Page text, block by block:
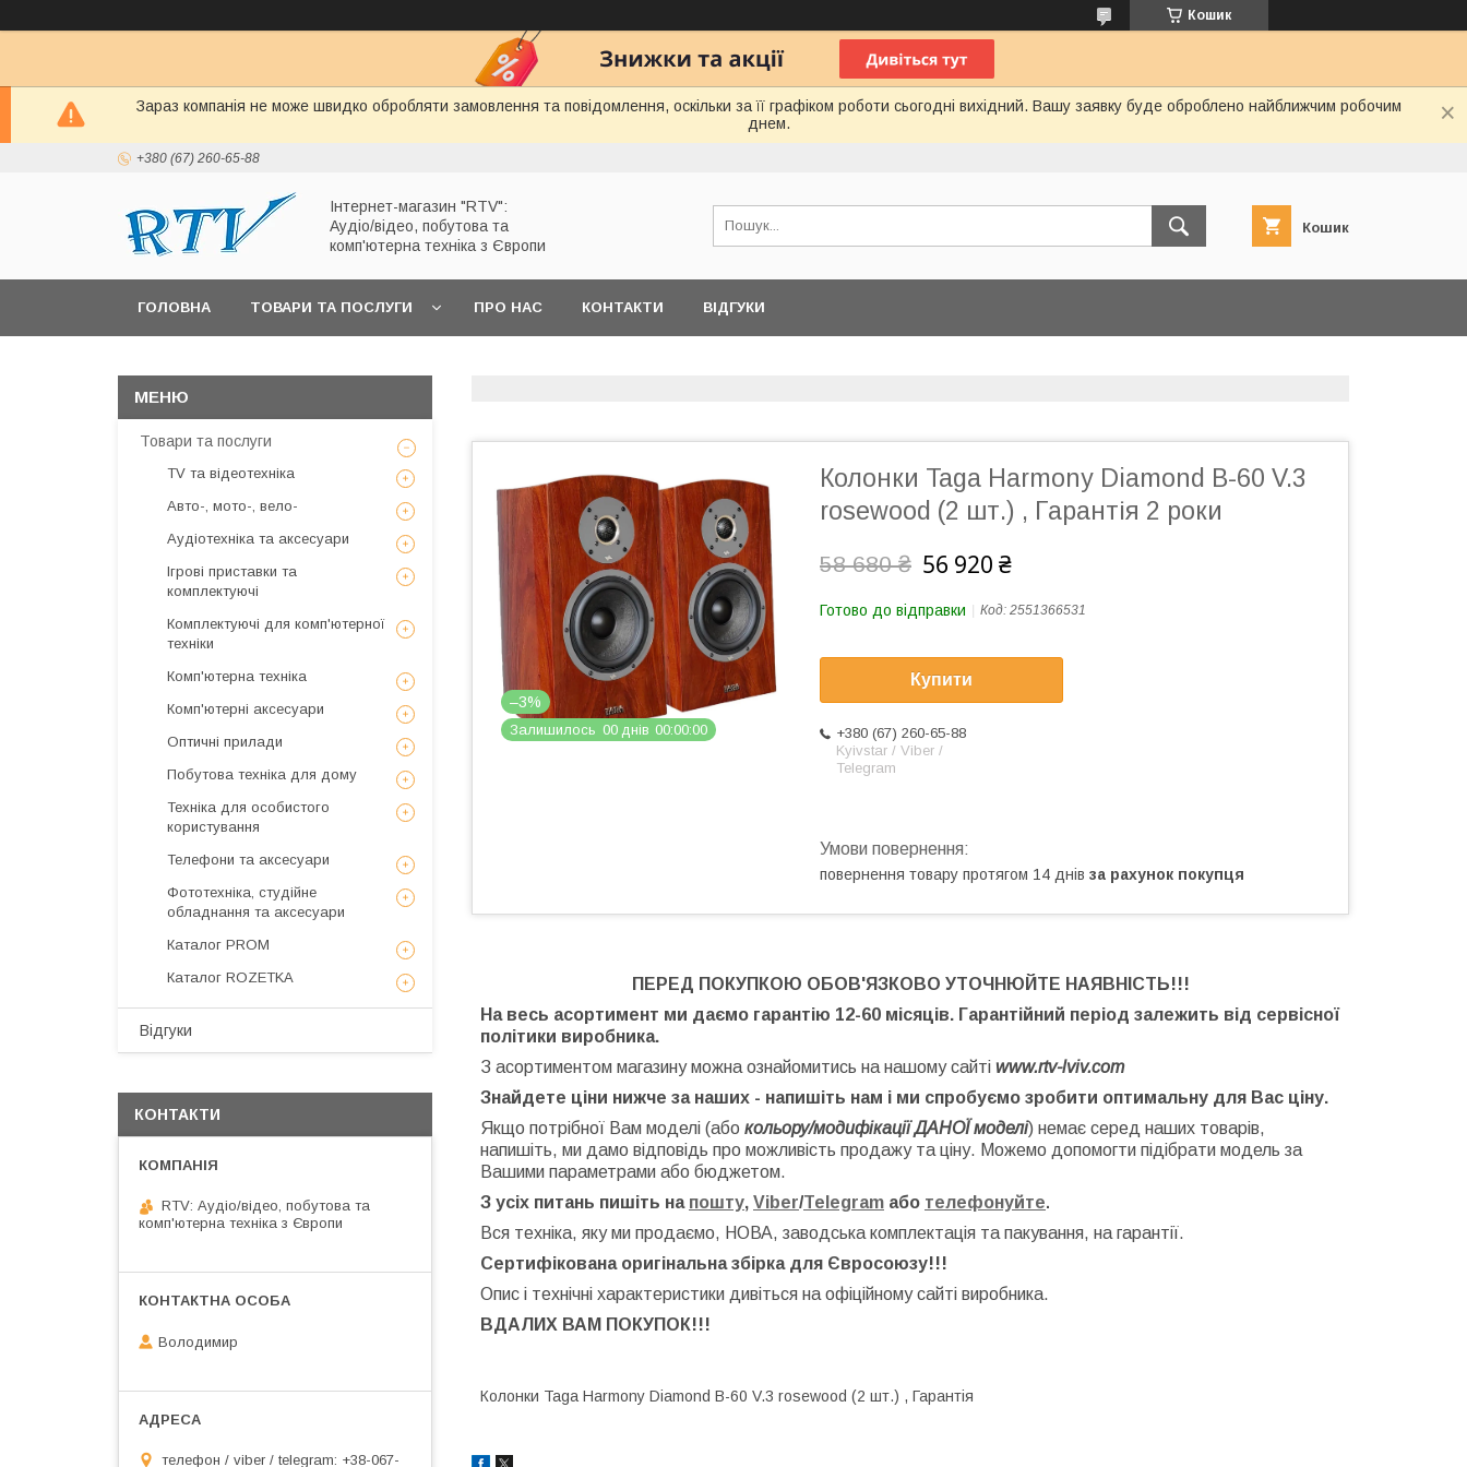
Кошик
Зараз компанія не може швидко обробляти замовлення та повідомлення, оскільки за її графіком роботи сьогодні вихідний. Вашу заявку буде оброблено найближчим робочим
днем.
+380 (67) 260-65-88
Інтернет-магазин "RTV":
Аудіо/відео, побутова та
комп'ютерна техніка з Європи
Кошик
ГОЛОВНА ТОВАРИ ТА ПОСЛУГИ ПРО НАС КОНТАКТИ ВІДГУКИ
–3%
Залишилось 00 днів 00 00 00
Колонки Taga Harmony Diamond B-60 V.3
rosewood (2 шт.) , Гарантія 2 роки
58 680 ₴ 56 920 ₴
Готово до відправки Код: 2551366531
Купити
+380 (67) 260-65-88
Kyivstar / Viber /
Telegram
повернення товару протягом 14 днів за рахунок покупця
ПЕРЕД ПОКУПКОЮ ОБОВ'ЯЗКОВО УТОЧНЮЙТЕ НАЯВНІСТЬ!!!
На весь асортимент ми даємо гарантію 12-60 місяців. Гарантійний період залежить від сервісної
політики виробника.
З асортиментом магазину можна ознайомитись на нашому сайті www.rtv-lviv.com
Знайдете ціни нижче за наших - напишіть нам і ми спробуємо зробити оптимальну для Вас ціну.
Якщо потрібної Вам моделі (або кольору/модифікації ДАНОЇ моделі) немає серед наших товарів,
напишіть, ми дамо відповідь про можливість продажу та ціну. Можемо допомогти підібрати модель за
Вашими параметрами або бюджетом.
З усіх питань пишіть на пошту, Viber/Telegram або телефонуйте.
Вся техніка, яку ми продаємо, НОВА, заводська комплектація та пакування, на гарантії.
Сертифікована оригінальна збірка для Євросоюзу!!!
Опис і технічні характеристики дивіться на офіційному сайті виробника.
ВДАЛИХ ВАМ ПОКУПОК!!!
Колонки Taga Harmony Diamond B-60 V.3 rosewood (2 шт.) , Гарантія
Товари та послуги
TV та відеотехніка
Авто-, мото-, вело-
Аудіотехніка та аксесуари
Ігрові приставки та
комплектуючі
Комплектуючі для комп'ютерної
техніки
Комп'ютерна техніка
Комп'ютерні аксесуари
Оптичні прилади
Побутова техніка для дому
Техніка для особистого
користування
Телефони та аксесуари
Фототехніка, студійне
обладнання та аксесуари
Каталог PROM
Каталог ROZETKA
Відгуки
КОНТАКТИ
RTV: Аудіо/відео, побутова та
комп'ютерна техніка з Європи
Володимир
телефон / viber / telegram: +38-067-